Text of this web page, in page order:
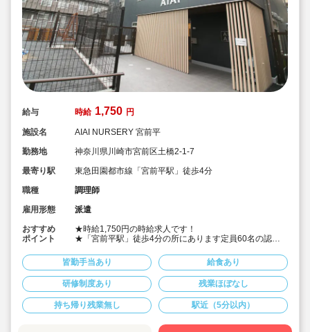
給与 時給 1,750 円
施設名
AIAI NURSERY 宮前平
勤務地
神奈川県川崎市宮前区土橋2-1-7
最寄り駅
東急田園都市線「宮前平駅」徒歩4分
職種
調理師
雇用形態
派遣
おすすめ
ポイント
★時給1,750円の時給求人です！
★「宮前平駅」徒歩4分の所にあります定員60名の認可
★ご勤務時間は8:00～17:00、9:00～18:00、8:30～
17:30 など週5日程度、平日8時間程度ご勤務できる方
歓迎です
★早番、遅番で勤務したいなど。時間帯は柔軟にご相談
ください
★派遣スタッフの受け入れに慣れている園になりますの
で安心です
★保育園専任のコンサルタントがあなたの派遣就業を安
皆勤手当あり 給食あり
研修制度あり 残業ほぼなし
持ち帰り残業無し 駅近（5分以内）